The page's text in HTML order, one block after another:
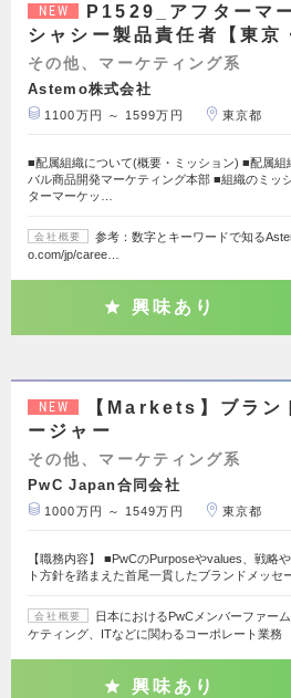
NEW
P1529_アフターマ
シャシー製品責任者【東京
その他、マーケティング系
Astemo株式会社
1100万円 ～ 1599万円 東京都
■配属組織について(概要・ミッション) ■配属組
バル商品開発マーケティング本部 ■組織のミッ
ターマーケッ…
会社概要
参考：数字とキーワードで知る
o.com/jp/caree…
興味あり
NEW
【Markets】ブラン
ージャー
その他、マーケティング系
PwC Japan合同会社
1000万円 ～ 1549万円 東京都
【職務内容】 ■PwCのPurposeやvalues、戦略
ト方針を踏まえた首尾一貫したブランドメッ
会社概要
日本におけるPwCメンバーファー
ケティング、ITなどに関わるコーポレート業務
興味あり